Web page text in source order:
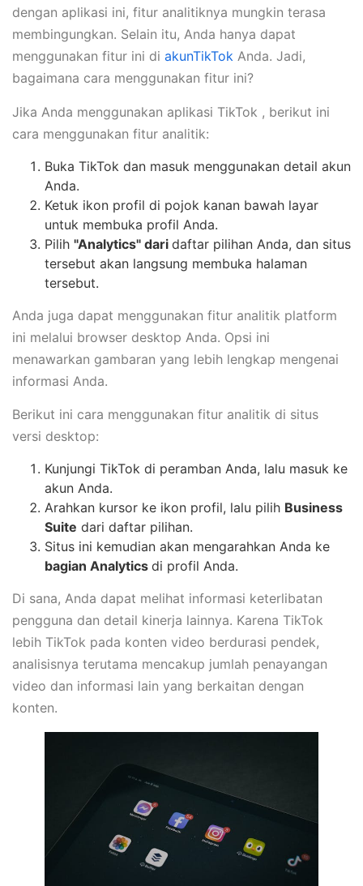
dengan aplikasi ini, fitur analitiknya mungkin terasa
membingungkan. Selain itu, Anda hanya dapat
menggunakan fitur ini di akunTikTok Anda. Jadi,
bagaimana cara menggunakan fitur ini?
Jika Anda menggunakan aplikasi TikTok , berikut ini
cara menggunakan fitur analitik:
Buka TikTok dan masuk menggunakan detail akun
Anda.
Ketuk ikon profil di pojok kanan bawah layar
untuk membuka profil Anda.
Pilih "Analytics" dari daftar pilihan Anda, dan situs
tersebut akan langsung membuka halaman
tersebut.
Anda juga dapat menggunakan fitur analitik platform
ini melalui browser desktop Anda. Opsi ini
menawarkan gambaran yang lebih lengkap mengenai
informasi Anda.
Berikut ini cara menggunakan fitur analitik di situs
versi desktop:
Kunjungi TikTok di peramban Anda, lalu masuk ke
akun Anda.
Arahkan kursor ke ikon profil, lalu pilih Business
Suite dari daftar pilihan.
Situs ini kemudian akan mengarahkan Anda ke
bagian Analytics di profil Anda.
Di sana, Anda dapat melihat informasi keterlibatan
pengguna dan detail kinerja lainnya. Karena TikTok
lebih TikTok pada konten video berdurasi pendek,
analisisnya terutama mencakup jumlah penayangan
video dan informasi lain yang berkaitan dengan
konten.